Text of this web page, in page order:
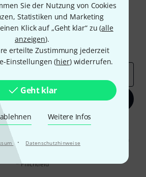
Sie der Nutzung von Cookies
Statistiken und Marketing
Klick auf „Geht klar“ zu (alle
anzeigen).
erteilte Zustimmung jederzeit
Einstellungen (hier) widerrufen.
Geht klar
Weitere Infos
· Datenschutzhinweise
Newsletter
Newsletter und gewinne mit
50 Gutscheinen über jeweils50€
Deals Thomann Insights
Jetzt anmelden
stimmen Sie dem Erhalt von E-Mail-
des E-Mail-Nutzungsverhaltens zu. Die
Weitere Informationen finden Sie in
Datenschutzhinweisen.
* Pflichtfeld